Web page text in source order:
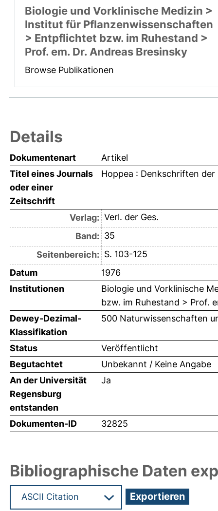
Biologie und Vorklinische Medizin >
Institut für Pflanzenwissenschaften
> Entpflichtet bzw. im Ruhestand >
Prof. em. Dr. Andreas Bresinsky
Browse Publikationen
Details
Dokumentenart
Artikel
Titel eines Journals
oder einer
Zeitschrift
Hoppea : Denkschriften
Verlag: Verl. der Ges.
Band: 35
Seitenbereich: S. 103-125
Datum
1976
Institutionen
Biologie und Vorklinische
bzw. im Ruhestand > Prof.
Dewey-Dezimal-
Klassifikation
500 Naturwissenschaften
Status
Veröffentlicht
Begutachtet
Unbekannt / Keine Angabe
An der Universität
Regensburg
entstanden
Ja
Dokumenten-ID 32825
Bibliographische Daten